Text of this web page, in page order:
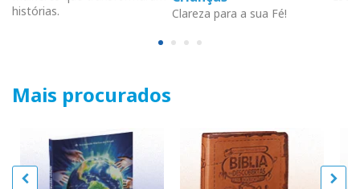
histórias.
Clareza para a sua Fé!
Mais procurados